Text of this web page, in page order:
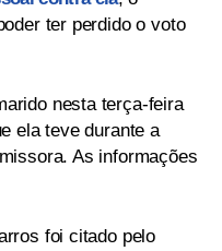
ter perdido o voto
nesta terça-feira
ela teve durante a
As informações
foi citado pelo